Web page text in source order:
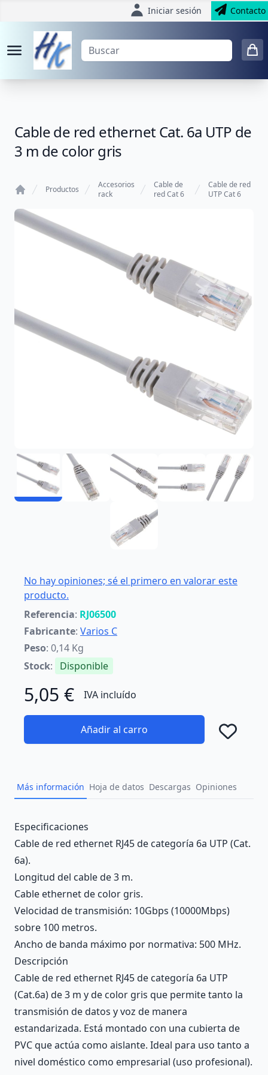
Iniciar sesión Contacto
Cable de red ethernet Cat. 6a UTP de
3 m de color gris
Productos
Accesorios
rack
Cable de
red Cat 6
Cable de red
UTP Cat 6
No hay opiniones; sé el primero en valorar este
producto.
Referencia: RJ06500
Fabricante: Varios C
Peso: 0,14 Kg
Stock: Disponible
5,05 € IVA incluído
Añadir al carro
Más información Hoja de datos Descargas Opiniones
Description
Especificaciones
Cable de red ethernet RJ45 de categoría 6a UTP (Cat.
6a).
Longitud del cable de 3 m.
Cable ethernet de color gris.
Velocidad de transmisión: 10Gbps (10000Mbps)
sobre 100 metros.
Ancho de banda máximo por normativa: 500 MHz.
Descripción
Cable de red ethernet RJ45 de categoría 6a UTP
(Cat.6a) de 3 m y de color gris que permite tanto la
transmisión de datos y voz de manera
estandarizada. Está montado con una cubierta de
PVC que actúa como aislante. Ideal para uso tanto a
nivel doméstico como empresarial (uso profesional).